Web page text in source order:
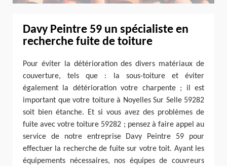
Davy Peintre 59 un spécialiste en
recherche fuite de toiture
Pour éviter la détérioration des divers matériaux de
couverture, tels que : la sous-toiture et éviter
également la détérioration votre charpente ; il est
important que votre toiture à Noyelles Sur Selle 59282
soit bien étanche. Et si vous avez des problèmes de
fuite avec votre toiture 59282 ; pensez à faire appel au
service de notre entreprise Davy Peintre 59 pour
effectuer la recherche de fuite sur votre toit. Ayant les
équipements nécessaires, nos équipes de couvreurs